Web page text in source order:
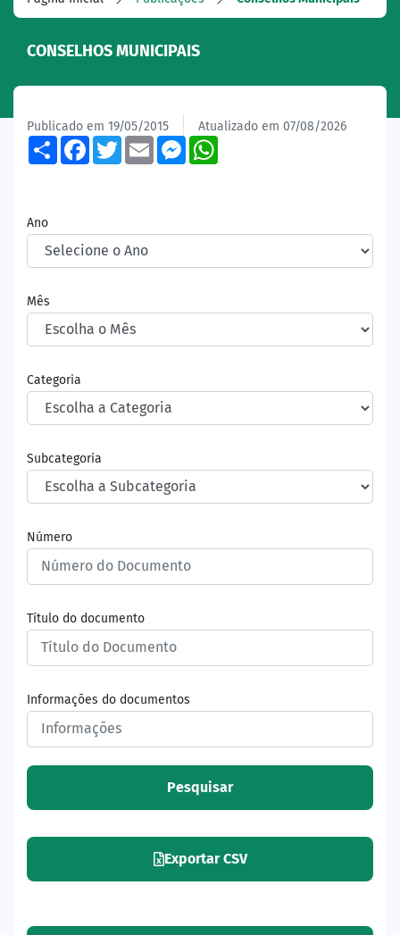
CONSELHOS MUNICIPAIS
Publicado em 19/05/2015 Atualizado em 07/08/2026
ShareFacebook
TwitterEmailMessenger
Ano
Mês
Categoria
Subcategoria
Número
Título do documento
Informações do documentos
Pesquisar
Exportar CSV